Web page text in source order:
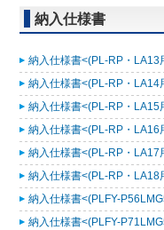
納入仕様書
納入仕様書<(PL-RP・LA13
納入仕様書<(PL-RP・LA14
納入仕様書<(PL-RP・LA15
納入仕様書<(PL-RP・LA16
納入仕様書<(PL-RP・LA17
納入仕様書<(PL-RP・LA18
納入仕様書<(PLFY-
納入仕様書<(PLFY-